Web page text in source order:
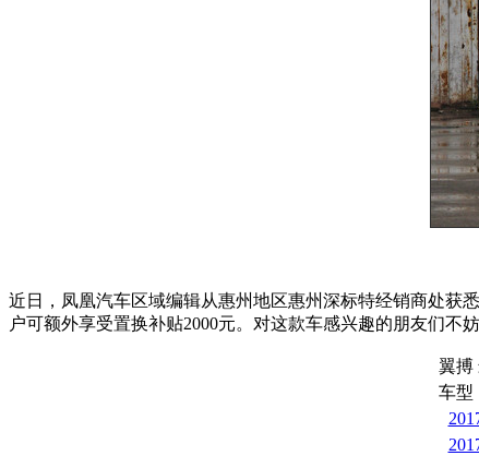
近日，凤凰汽车区域编辑从惠州地区惠州深标特经销商处获
户可额外享受置换补贴2000元。对这款车感兴趣的朋友们不
翼搏
车型